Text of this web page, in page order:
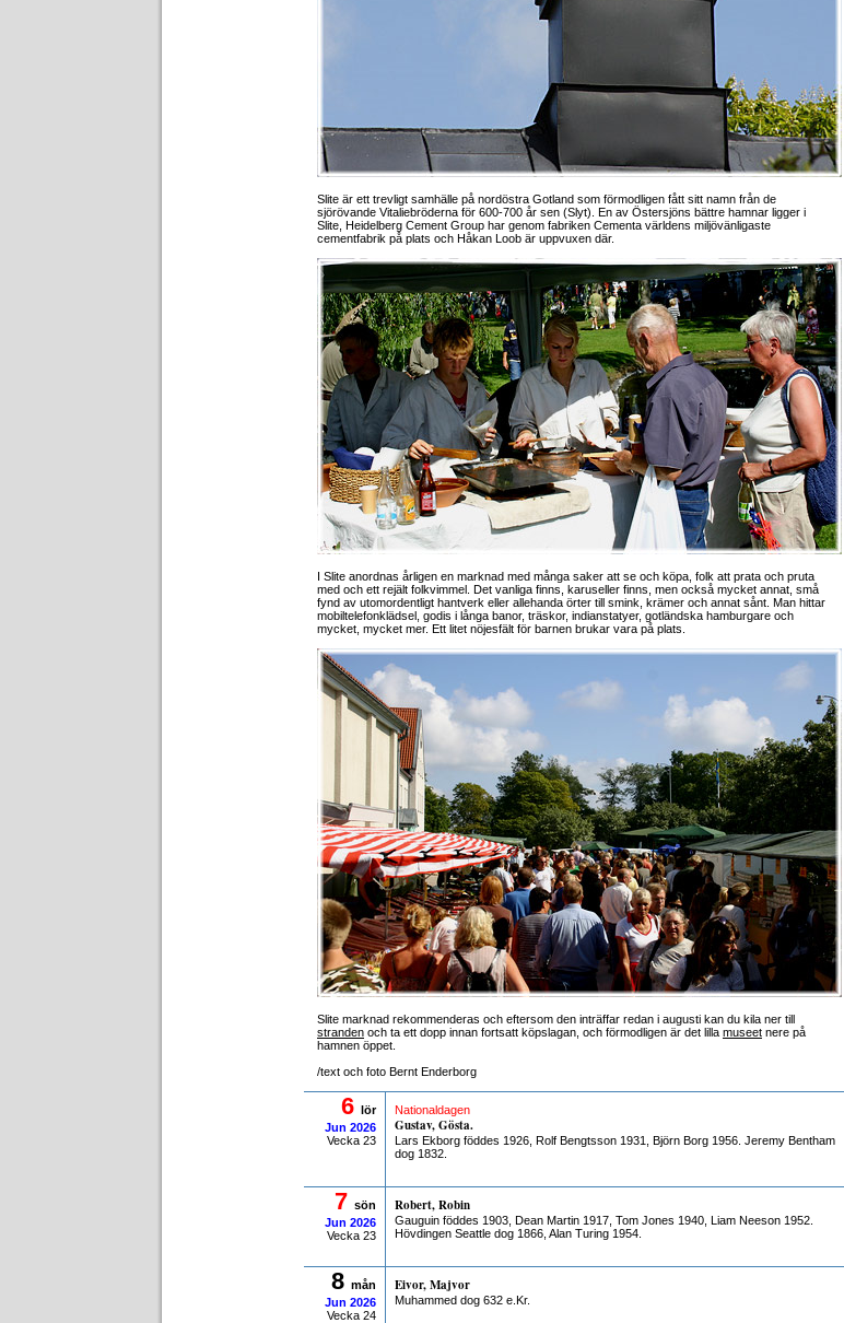
Slite är ett trevligt samhälle på nordöstra Gotland som förmodligen fått sitt namn från de
sjörövande Vitaliebröderna för 600-700 år sen (Slyt). En av Östersjöns bättre hamnar ligger i
Slite, Heidelberg Cement Group har genom fabriken Cementa världens miljövänligaste
cementfabrik på plats och Håkan Loob är uppvuxen där.
I Slite anordnas årligen en marknad med många saker att se och köpa, folk att prata och pruta
med och ett rejält folkvimmel. Det vanliga finns, karuseller finns, men också mycket annat, små
fynd av utomordentligt hantverk eller allehanda örter till smink, krämer och annat sånt. Man hittar
mobiltelefonklädsel, godis i långa banor, träskor, indianstatyer, gotländska hamburgare och
mycket, mycket mer. Ett litet nöjesfält för barnen brukar vara på plats.
Slite marknad rekommenderas och eftersom den inträffar redan i augusti kan du kila ner till
stranden och ta ett dopp innan fortsatt köpslagan, och förmodligen är det lilla museet nere på
hamnen öppet.
/text och foto Bernt Enderborg
6 lör
Jun 2026
Vecka 23
Nationaldagen
Gustav, Gösta.
Lars Ekborg föddes 1926, Rolf Bengtsson 1931, Björn Borg 1956. Jeremy Bentham
dog 1832.
7 sön
Jun 2026
Vecka 23
Robert, Robin
Gauguin föddes 1903, Dean Martin 1917, Tom Jones 1940, Liam Neeson 1952.
Hövdingen Seattle dog 1866, Alan Turing 1954.
8 mån
Jun 2026
Vecka 24
Eivor, Majvor
Muhammed dog 632 e.Kr.